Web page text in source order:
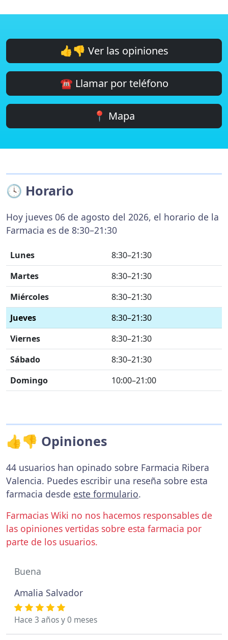
👍👎 Ver las opiniones
☎️ Llamar por teléfono
📍 Mapa
🕓 Horario
Hoy jueves 06 de agosto del 2026, el horario de la
Farmacia es de 8:30–21:30
Lunes
8:30–21:30
Martes
8:30–21:30
Miércoles
8:30–21:30
Jueves
8:30–21:30
Viernes
8:30–21:30
Sábado
8:30–21:30
Domingo
10:00–21:00
👍👎 Opiniones
44 usuarios han opinado sobre Farmacia Ribera
Valencia. Puedes escribir una reseña sobre esta
farmacia desde este formulario.
Farmacias Wiki no nos hacemos responsables de
las opiniones vertidas sobre esta farmacia por
parte de los usuarios.
Buena
Amalia Salvador
Hace 3 años y 0 meses